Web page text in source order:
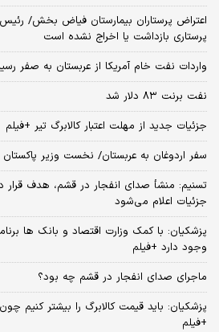
اعتراض پرستاران بیمارستان فیاض بخش/
پرستاری بازداشت یا اخراج نشده است
واردات نفت خام آمریکا از عربستان به صفر
نفت برنت ۸۳ دلار شد
جزئیات جدید از مهلت اعتبار کالابرگ تیر +فیلم
سفر اردوغان به عربستان/ نخست وزیر
تسنیم: منشأ صدای انفجار در قشم، هدف
جزئیات اعلام می‌شود
پزشکیان: با کمک وزارت اقتصاد و بانک ها
وجود دارد +فیلم
ماجرای صدای انفجار در قشم چه بود؟
پزشکیان: باید قیمت کالابرگ را بیشتر کنیم
+فیلم